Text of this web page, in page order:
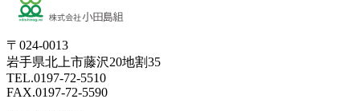
〒024-0013
岩手県北上市藤沢20地割35
TEL.0197-72-5510
FAX.0197-72-5590